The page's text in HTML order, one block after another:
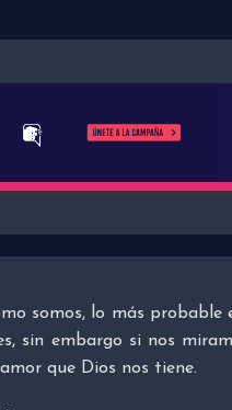
somos, lo más probable
sin embargo si nos
que Dios nos tiene.